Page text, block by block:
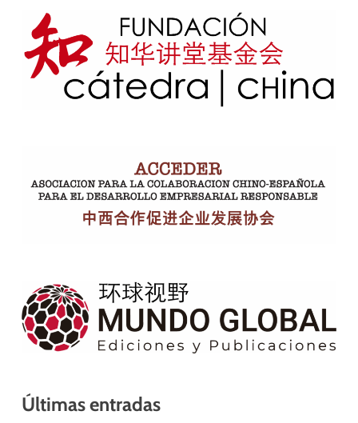
Últimas entradas